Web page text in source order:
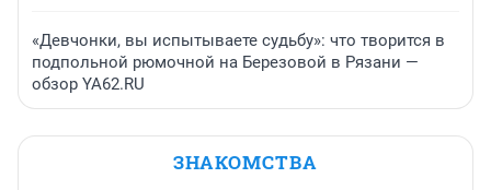
«Девчонки, вы испытываете судьбу»: что творится в
подпольной рюмочной на Березовой в Рязани —
обзор YA62.RU
ЗНАКОМСТВА